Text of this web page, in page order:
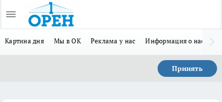
Картина дня Мы в ОК Реклама у нас Информация о нас
Принять